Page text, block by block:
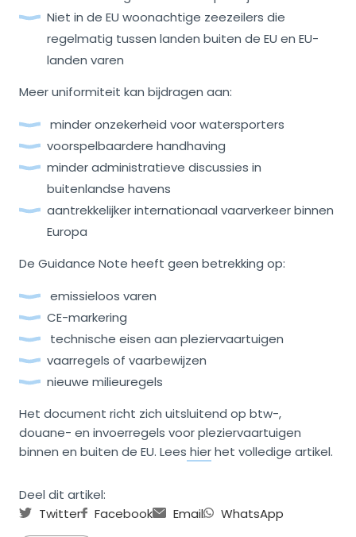
Niet in de EU woonachtige zeezeilers die
regelmatig tussen landen buiten de EU en EU-
landen varen
Meer uniformiteit kan bijdragen aan:
minder onzekerheid voor watersporters
voorspelbaardere handhaving
minder administratieve discussies in
buitenlandse havens
aantrekkelijker internationaal vaarverkeer binnen
Europa
De Guidance Note heeft geen betrekking op:
emissieloos varen
CE-markering
technische eisen aan pleziervaartuigen
vaarregels of vaarbewijzen
nieuwe milieuregels
Het document richt zich uitsluitend op btw-,
douane- en invoerregels voor pleziervaartuigen
binnen en buiten de EU. Lees hierhet volledige artikel.
Deel dit artikel:
Twitter
Facebook Email WhatsApp